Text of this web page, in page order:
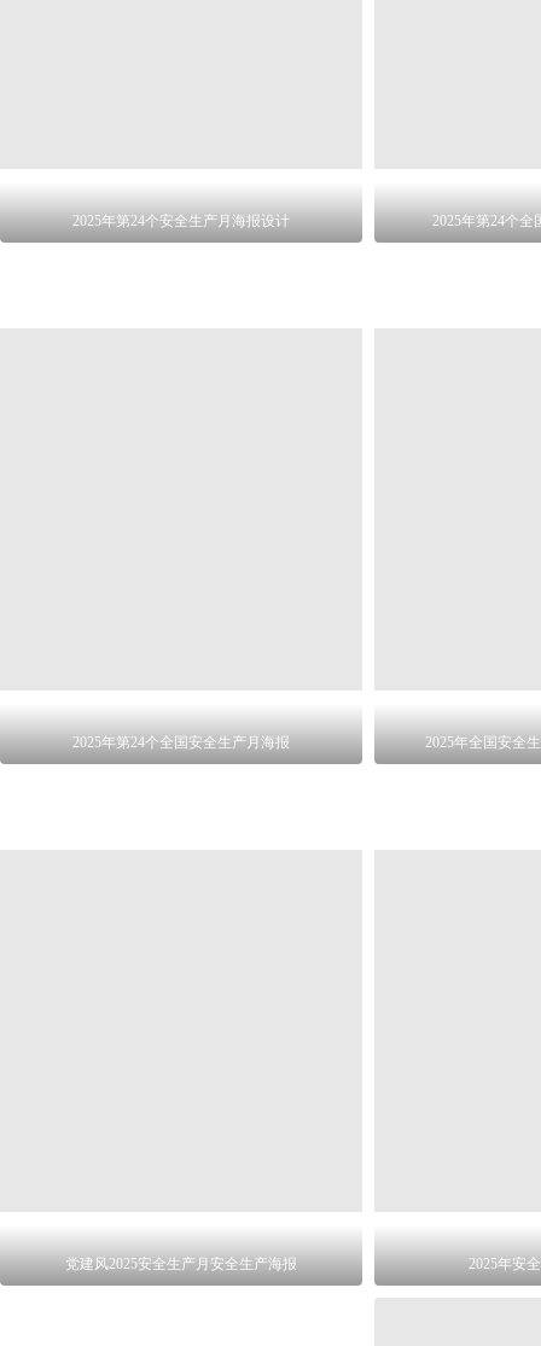
2025年第24个安全生产月海报设计 2025年第24个
2025年第24个全国安全生产月海报 2025年全国安全
党建风2025安全生产月安全生产海报 2025年安